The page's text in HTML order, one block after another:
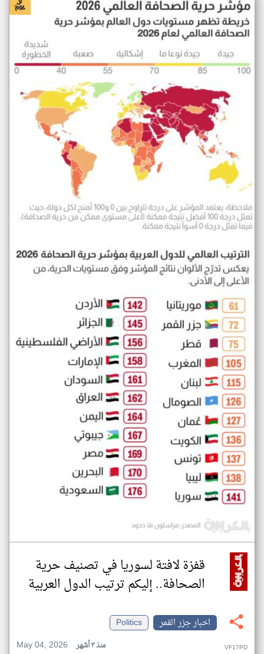
قفزة لافتة لسوريا في تصنيف حرية
الصحافة.. إليكم ترتيب الدول العربية
اخبار جزر القمر
Politics
May 04, 2026
منذ ٣ أشهر VF17PD